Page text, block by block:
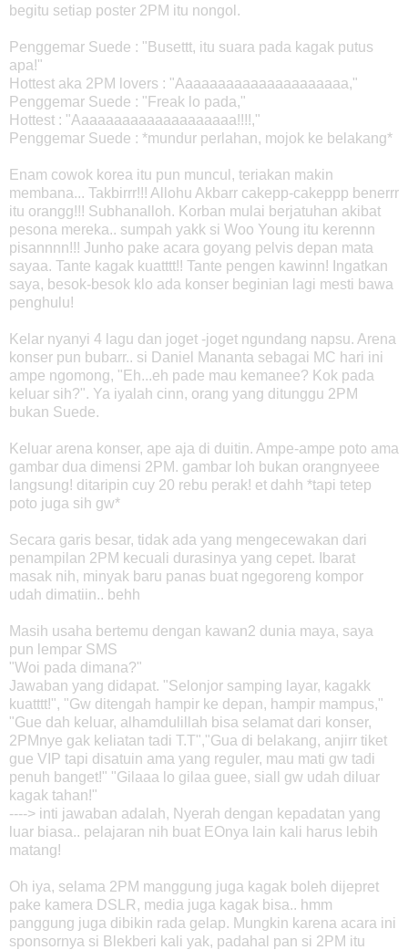
begitu setiap poster 2PM itu nongol.
Penggemar Suede : "Busettt, itu suara pada kagak putus
apa!"
Hottest aka 2PM lovers : "Aaaaaaaaaaaaaaaaaaaaa,"
Penggemar Suede : "Freak lo pada,"
Hottest : "Aaaaaaaaaaaaaaaaaaaa!!!!,"
Penggemar Suede : *mundur perlahan, mojok ke belakang*
Enam cowok korea itu pun muncul, teriakan makin
membana... Takbirrr!!! Allohu Akbarr cakepp-cakeppp benerrr
itu orangg!!! Subhanalloh. Korban mulai berjatuhan akibat
pesona mereka.. sumpah yakk si Woo Young itu kerennn
pisannnn!!! Junho pake acara goyang pelvis depan mata
sayaa. Tante kagak kuatttt!! Tante pengen kawinn! Ingatkan
saya, besok-besok klo ada konser beginian lagi mesti bawa
penghulu!
Kelar nyanyi 4 lagu dan joget -joget ngundang napsu. Arena
konser pun bubarr.. si Daniel Mananta sebagai MC hari ini
ampe ngomong, "Eh...eh pade mau kemanee? Kok pada
keluar sih?". Ya iyalah cinn, orang yang ditunggu 2PM
bukan Suede.
Keluar arena konser, ape aja di duitin. Ampe-ampe poto ama
gambar dua dimensi 2PM. gambar loh bukan orangnyeee
langsung! ditaripin cuy 20 rebu perak! et dahh *tapi tetep
poto juga sih gw*
Secara garis besar, tidak ada yang mengecewakan dari
penampilan 2PM kecuali durasinya yang cepet. Ibarat
masak nih, minyak baru panas buat ngegoreng kompor
udah dimatiin.. behh
Masih usaha bertemu dengan kawan2 dunia maya, saya
pun lempar SMS
"Woi pada dimana?"
Jawaban yang didapat. "Selonjor samping layar, kagakk
kuatttt!", "Gw ditengah hampir ke depan, hampir mampus,"
"Gue dah keluar, alhamdulillah bisa selamat dari konser,
2PMnye gak keliatan tadi T.T","Gua di belakang, anjirr tiket
gue VIP tapi disatuin ama yang reguler, mau mati gw tadi
penuh banget!" "Gilaaa lo gilaa guee, siall gw udah diluar
kagak tahan!"
----> inti jawaban adalah, Nyerah dengan kepadatan yang
luar biasa.. pelajaran nih buat EOnya lain kali harus lebih
matang!
Oh iya, selama 2PM manggung juga kagak boleh dijepret
pake kamera DSLR, media juga kagak bisa.. hmm
panggung juga dibikin rada gelap. Mungkin karena acara ini
sponsornya si Blekberi kali yak, padahal pan si 2PM itu